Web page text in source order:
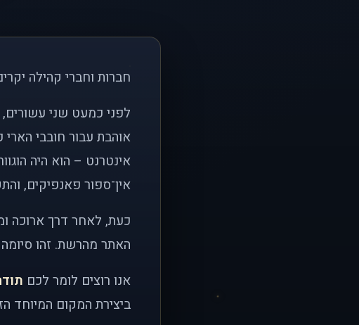
חברות וחברי קהילה
אוהבת עבור חובבי
אינטרנט – הוא היה
אין־ספור פאנפיקים,
כעת, לאחר דרך ארוכה
האתר מהרשת. זהו
אנו רוצים לומר לכם
ביצירת המקום המיוחד